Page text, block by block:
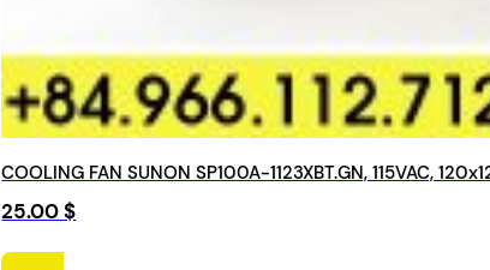
COOLING FAN SUNON SP100A-1123XBT.GN, 115VAC,
25.00$